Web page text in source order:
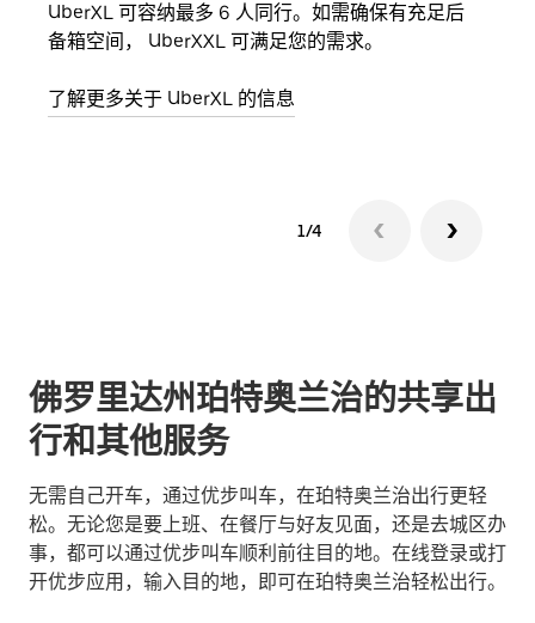
UberXL 可容纳最多 6 人同行。如需确保有充足后
备箱空间， UberXXL 可满足您的需求。
了解更多关于 UberXL 的信息
1/4
佛罗里达州珀特奥兰治的共享出
行和其他服务
无需自己开车，通过优步叫车，在珀特奥兰治出行更轻
松。无论您是要上班、在餐厅与好友见面，还是去城区办
事，都可以通过优步叫车顺利前往目的地。在线登录或打
开优步应用，输入目的地，即可在珀特奥兰治轻松出行。